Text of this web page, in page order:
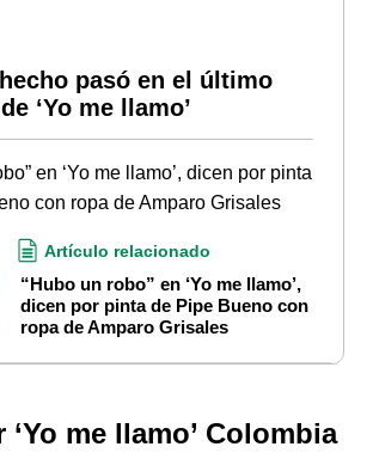
pasó en el último
‘Yo me llamo’
en ‘Yo me llamo’, dicen por pinta
con ropa de Amparo Grisales
Artículo relacionado
“Hubo un robo” en ‘Yo me llamo’,
dicen por pinta de Pipe Bueno con
ropa de Amparo Grisales
‘Yo me llamo’ Colombia